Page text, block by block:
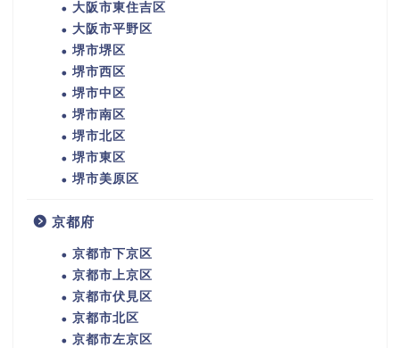
大阪市東住吉区
大阪市平野区
堺市堺区
堺市西区
堺市中区
堺市南区
堺市北区
堺市東区
堺市美原区
京都府
京都市下京区
京都市上京区
京都市伏見区
京都市北区
京都市左京区